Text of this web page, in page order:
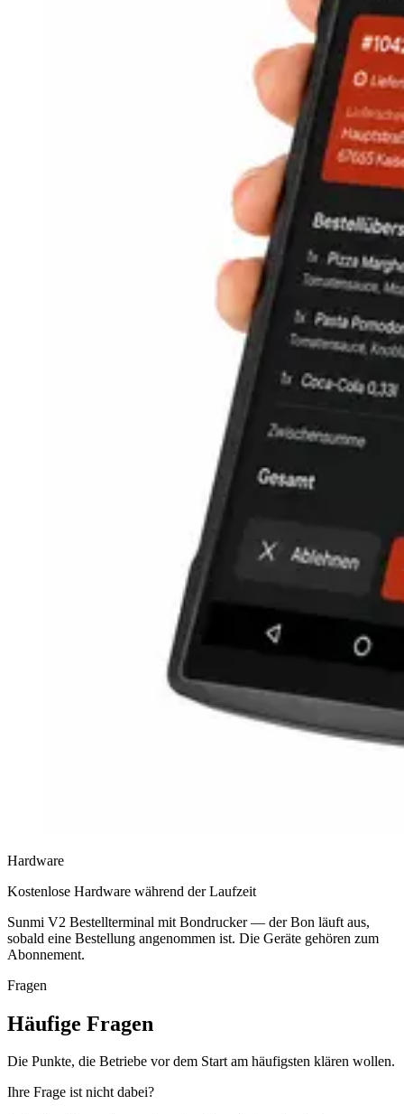
Hardware
Kostenlose Hardware während der Laufzeit
Sunmi V2 Bestellterminal mit Bondrucker — der Bon läuft aus,
sobald eine Bestellung angenommen ist. Die Geräte gehören zum
Abonnement.
Fragen
Häufige Fragen
Die Punkte, die Betriebe vor dem Start am häufigsten klären wollen.
Ihre Frage ist nicht dabei?